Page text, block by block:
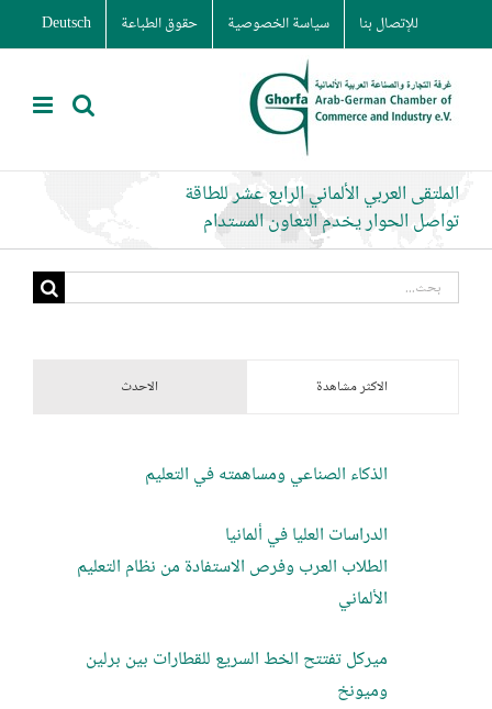
to
content
للإتصال بنا سياسة الخصوصية حقوق الطباعة Deutsch
الملتقى العربي الألماني الرابع عشر للطاقة
تواصل الحوار يخدم التعاون المستدام
البحث
الاكثر مشاهدة الاحدث
الذكاء الصناعي ومساهمته في التعليم
الدراسات العليا في ألمانيا
الطلاب العرب وفرص الاستفادة من نظام التعليم
الألماني
ميركل تفتتح الخط السريع للقطارات بين برلين
وميونخ